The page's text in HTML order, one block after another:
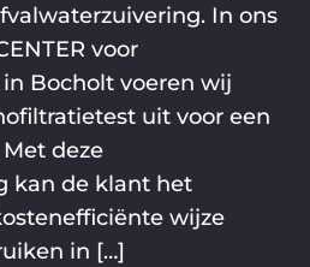
In ons
voor
Bocholt voeren wij
uit voor een
deze
kan de klant het
wijze
in […]